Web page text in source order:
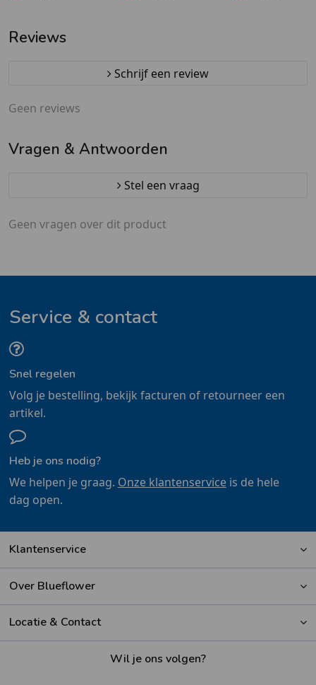
Reviews
Schrijf een review
Geen reviews
Vragen & Antwoorden
Stel een vraag
Geen vragen over dit product
Service & contact
Snel regelen
Volg je bestelling, bekijk facturen of retourneer een
artikel.
Heb je ons nodig?
We helpen je graag. Onze klantenserviceis de hele
dag open.
Klantenservice
Over Blueflower
Locatie & Contact
Wil je ons volgen?